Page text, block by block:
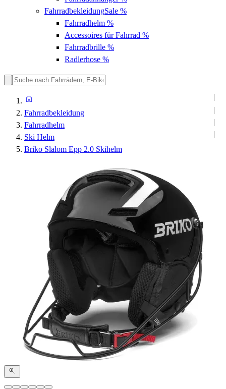
FahrradbekleidungSale %
Fahrradhelm %
Accessoires für Fahrrad %
Fahrradbrille %
Radlerhose %
Fahrradbekleidung
Fahrradhelm
Ski Helm
Briko Slalom Epp 2.0 Skihelm